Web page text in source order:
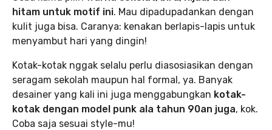
hitam untuk motif ini. Mau dipadupadankan dengan
kulit juga bisa. Caranya: kenakan berlapis-lapis untuk
menyambut hari yang dingin!
Kotak-kotak nggak selalu perlu diasosiasikan dengan
seragam sekolah maupun hal formal, ya. Banyak
desainer yang kali ini juga menggabungkan kotak-
kotak dengan model punk ala tahun 90an juga, kok.
Coba saja sesuai style-mu!